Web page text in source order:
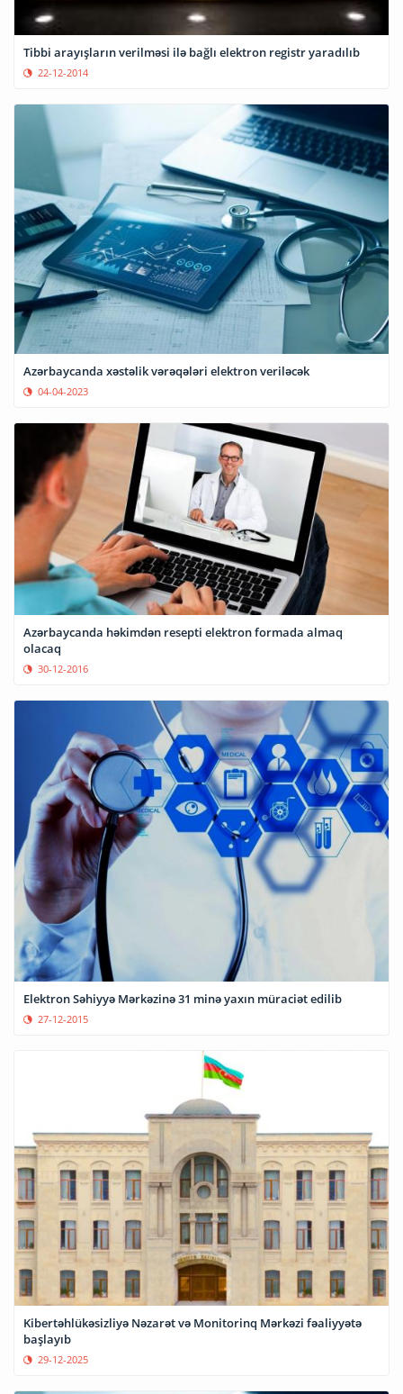
Tibbi arayışların verilməsi ilə bağlı elektron registr yaradılıb
22-12-2014
Azərbaycanda xəstəlik vərəqələri elektron veriləcək
04-04-2023
Azərbaycanda həkimdən resepti elektron formada almaq
olacaq
30-12-2016
Elektron Səhiyyə Mərkəzinə 31 minə yaxın müraciət edilib
27-12-2015
Kibertəhlükəsizliyə Nəzarət və Monitorinq Mərkəzi fəaliyyətə
başlayıb
29-12-2025